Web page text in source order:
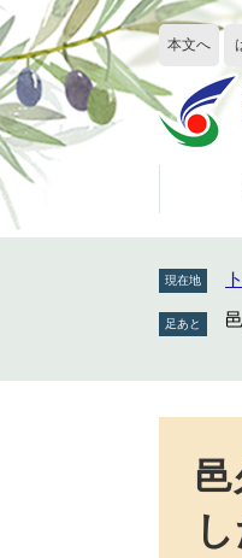
ペ
ー
ジ
の
先
頭
で
す
メ
ニ
ュ
ー
を
飛
ば
し
本文へ
現在地